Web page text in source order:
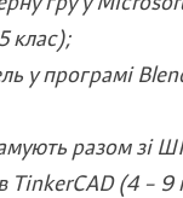
клас);
у програмі
разом зі
TinkerCAD (4 – 9